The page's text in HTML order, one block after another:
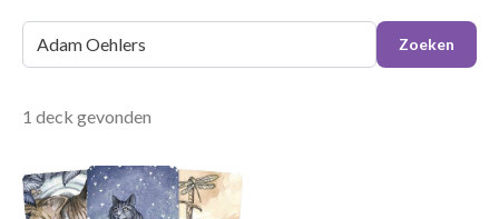
Zoeken
1 deck gevonden